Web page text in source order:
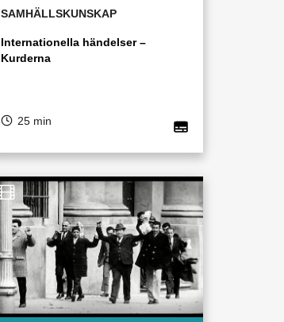
SAMHÄLLSKUNSKAP
Internationella händelser –
Kurderna
25 min